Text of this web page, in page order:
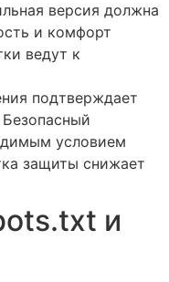
версия должна
и комфорт
ведут к
подтверждает
Безопасный
условием
защиты снижает
и